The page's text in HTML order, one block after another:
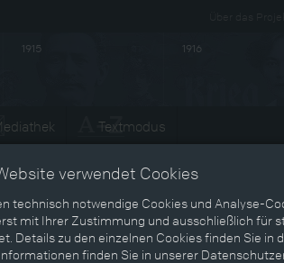
1915 1916
Textmodus
Krieg als Lösung?
verwendet Cookies
technisch notwendige Cookies und Analyse-
mit Ihrer Zustimmung und ausschließlich für
Details zu den einzelnen Cookies finden Sie in
finden Sie in unserer